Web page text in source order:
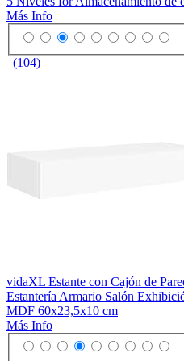
Más Info
(104)
vidaXL Estante con Cajón de
Estantería Armario Salón
MDF 60x23,5x10 cm
Más Info